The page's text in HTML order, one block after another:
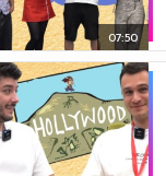
07:50